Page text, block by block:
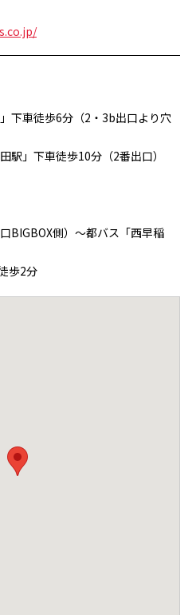
下車徒歩6分（2・3b出口より穴
駅」下車徒歩10分（2番出口）
BIGBOX側）～都バス「西早稲
歩2分